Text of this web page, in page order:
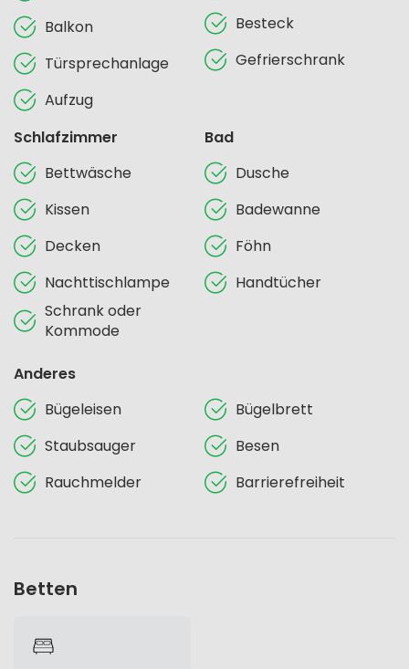
Balkon
Türsprechanlage
Aufzug
Besteck
Gefrierschrank
Schlafzimmer
Bettwäsche
Kissen
Decken
Nachttischlampe
Schrank oder
Kommode
Bad
Dusche
Badewanne
Föhn
Handtücher
Anderes
Bügeleisen
Bügelbrett
Staubsauger
Besen
Rauchmelder
Barrierefreiheit
Betten